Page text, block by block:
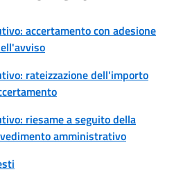
accertamento con adesione
rateizzazione dell'importo
riesame a seguito della
amministrativo